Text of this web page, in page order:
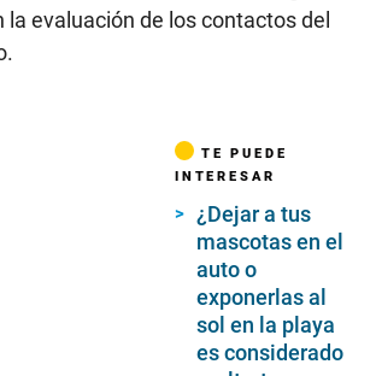
la evaluación de los contactos del
TE PUEDE
INTERESAR
¿Dejar a tus
mascotas en el
auto o
exponerlas al
sol en la playa
es considerado